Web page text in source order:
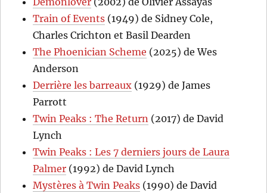
Train of Events (1949) de Sidney Cole,
Charles Crichton et Basil Dearden
The Phoenician Scheme (2025) de Wes
Anderson
Derrière les barreaux (1929) de James
Parrott
Twin Peaks : The Return (2017) de David
Lynch
Twin Peaks : Les 7 derniers jours de Laura
Palmer (1992) de David Lynch
Mystères à Twin Peaks (1990) de David